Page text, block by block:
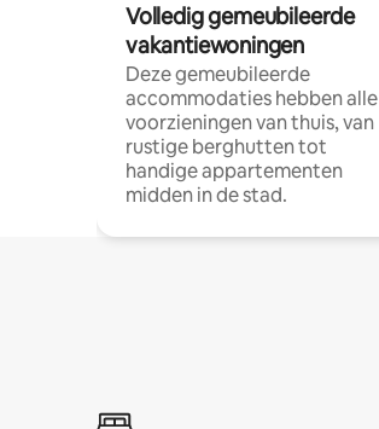
Volledig gemeubileerde
vakantiewoningen
Deze gemeubileerde
accommodaties hebben alle
voorzieningen van thuis, van
rustige berghutten tot
handige appartementen
midden in de stad.